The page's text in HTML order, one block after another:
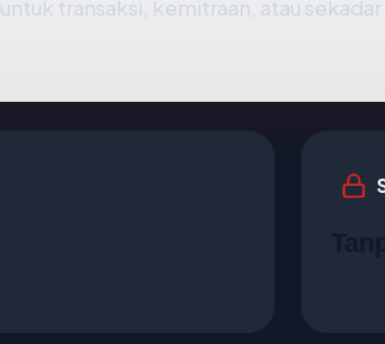
untuk transaksi, kemitraan, atau